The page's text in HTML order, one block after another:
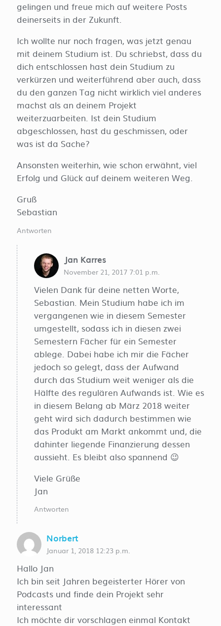
gelingen und freue mich auf weitere Posts
deinerseits in der Zukunft.
Ich wollte nur noch fragen, was jetzt genau
mit deinem Studium ist. Du schriebst, dass du
dich entschlossen hast dein Studium zu
verkürzen und weiterführend aber auch, dass
du den ganzen Tag nicht wirklich viel anderes
machst als an deinem Projekt
weiterzuarbeiten. Ist dein Studium
abgeschlossen, hast du geschmissen, oder
was ist da Sache?
Ansonsten weiterhin, wie schon erwähnt, viel
Erfolg und Glück auf deinem weiteren Weg.
Gruß
Sebastian
Antworten
Jan Karres
November 21, 2017 7:01 p.m.
Vielen Dank für deine netten Worte,
Sebastian. Mein Studium habe ich im
vergangenen wie in diesem Semester
umgestellt, sodass ich in diesen zwei
Semestern Fächer für ein Semester
ablege. Dabei habe ich mir die Fächer
jedoch so gelegt, dass der Aufwand
durch das Studium weit weniger als die
Hälfte des regulären Aufwands ist. Wie es
in diesem Belang ab März 2018 weiter
geht wird sich dadurch bestimmen wie
das Produkt am Markt ankommt und, die
dahinter liegende Finanzierung dessen
aussieht. Es bleibt also spannend 😉
Viele Grüße
Jan
Antworten
Norbert
Januar 1, 2018 12:23 p.m.
Hallo Jan
Ich bin seit Jahren begeisterter Hörer von
Podcasts und finde dein Projekt sehr
interessant
Ich möchte dir vorschlagen einmal Kontakt